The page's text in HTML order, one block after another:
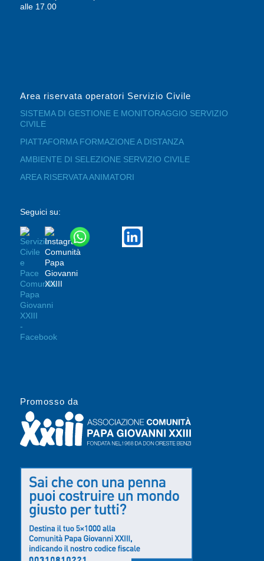
alle 17.00
Area riservata operatori Servizio Civile
SISTEMA DI GESTIONE E MONITORAGGIO SERVIZIO
CIVILE
PIATTAFORMA FORMAZIONE A DISTANZA
AMBIENTE DI SELEZIONE SERVIZIO CIVILE
AREA RISERVATA ANIMATORI
Seguici su:
Promosso da